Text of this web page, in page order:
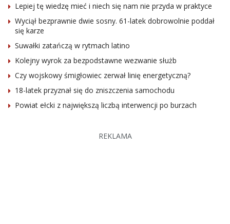
Lepiej tę wiedzę mieć i niech się nam nie przyda w praktyce
Wyciął bezprawnie dwie sosny. 61-latek dobrowolnie poddał
się karze
Suwałki zatańczą w rytmach latino
Kolejny wyrok za bezpodstawne wezwanie służb
Czy wojskowy śmigłowiec zerwał linię energetyczną?
18-latek przyznał się do zniszczenia samochodu
Powiat ełcki z największą liczbą interwencji po burzach
REKLAMA